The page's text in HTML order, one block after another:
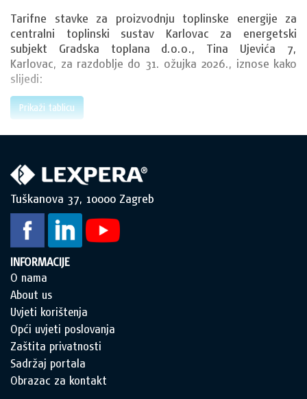
Tarifne stavke za proizvodnju toplinske energije za
centralni toplinski sustav Karlovac za energetski
subjekt Gradska toplana d.o.o., Tina Ujevića 7,
Karlovac, za razdoblje do 31. ožujka 2026., iznose kako
slijedi:
Prikaži tablicu
Tuškanova 37, 10000 Zagreb
INFORMACIJE
O nama
About us
Uvjeti korištenja
Opći uvjeti poslovanja
Zaštita privatnosti
Sadržaj portala
Obrazac za kontakt